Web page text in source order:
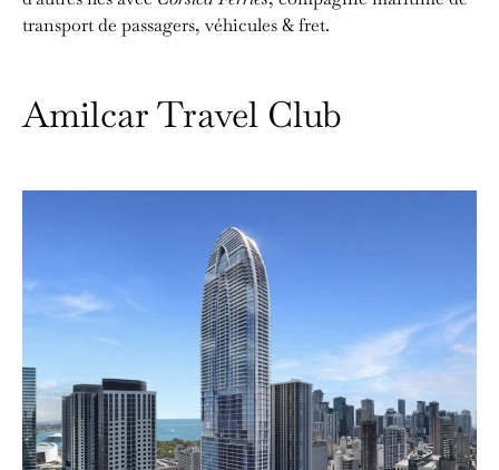
transport de passagers, véhicules & fret.
Amilcar Travel Club